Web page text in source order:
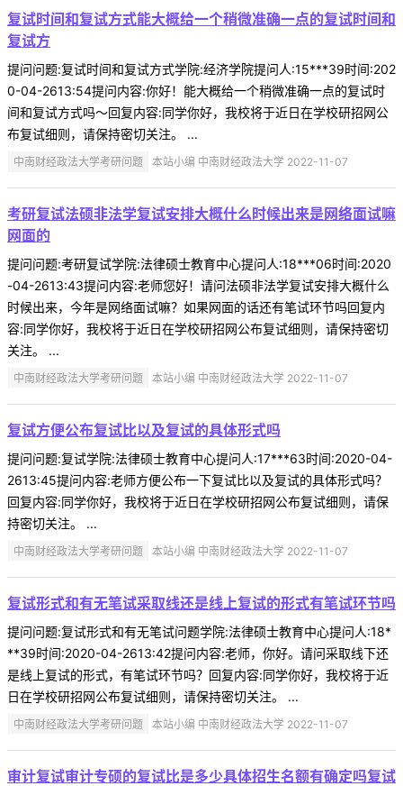
复试时间和复试方式能大概给一个稍微准确一点的复试时间和
复试方
提问问题:复试时间和复试方式学院:经济学院提问人:15***39时间:202
0-04-2613:54提问内容:你好！能大概给一个稍微准确一点的复试时
间和复试方式吗～回复内容:同学你好，我校将于近日在学校研招网公
布复试细则，请保持密切关注。 ...
中南财经政法大学考研问题 本站小编 中南财经政法大学 2022-11-07
考研复试法硕非法学复试安排大概什么时候出来是网络面试嘛
网面的
提问问题:考研复试学院:法律硕士教育中心提问人:18***06时间:2020
-04-2613:43提问内容:老师您好！请问法硕非法学复试安排大概什么
时候出来，今年是网络面试嘛？如果网面的话还有笔试环节吗回复内
容:同学你好，我校将于近日在学校研招网公布复试细则，请保持密切
关注。 ...
中南财经政法大学考研问题 本站小编 中南财经政法大学 2022-11-07
复试方便公布复试比以及复试的具体形式吗
提问问题:复试学院:法律硕士教育中心提问人:17***63时间:2020-04-
2613:45提问内容:老师方便公布一下复试比以及复试的具体形式吗？
回复内容:同学你好，我校将于近日在学校研招网公布复试细则，请保
持密切关注。 ...
中南财经政法大学考研问题 本站小编 中南财经政法大学 2022-11-07
复试形式和有无笔试采取线还是线上复试的形式有笔试环节吗
提问问题:复试形式和有无笔试问题学院:法律硕士教育中心提问人:18*
**39时间:2020-04-2613:42提问内容:老师，你好。请问采取线下还
是线上复试的形式，有笔试环节吗？回复内容:同学你好，我校将于近
日在学校研招网公布复试细则，请保持密切关注。 ...
中南财经政法大学考研问题 本站小编 中南财经政法大学 2022-11-07
审计复试审计专硕的复试比是多少具体招生名额有确定吗复试